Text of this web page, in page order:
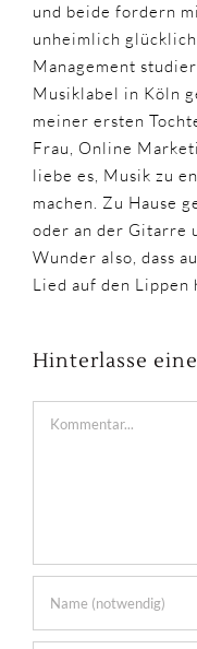
und beide fordern
unheimlich
Management
Musiklabel in Köln
meiner ersten
Frau, Online
liebe es, Musik zu
machen. Zu Hause
oder an der Gitarre
Wunder also, dass
Lied auf den Lippen
Hinterlasse
Kommentar